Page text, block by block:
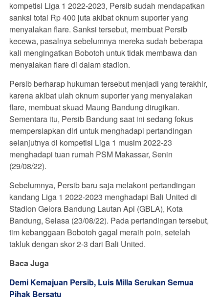
kompetisi Liga 1 2022-2023, Persib sudah mendapatkan
sanksi total Rp 400 juta akibat oknum suporter yang
menyalakan flare. Sanksi tersebut, membuat Persib
kecewa, pasalnya sebelumnya mereka sudah beberapa
kali mengingatkan Bobotoh untuk tidak membawa dan
menyalakan flare di dalam stadion.
Persib berharap hukuman tersebut menjadi yang terakhir,
karena akibat ulah oknum suporter yang menyalakan
flare, membuat skuad Maung Bandung dirugikan.
Sementara itu, Persib Bandung saat ini sedang fokus
mempersiapkan diri untuk menghadapi pertandingan
selanjutnya di kompetisi Liga 1 musim 2022-23
menghadapi tuan rumah PSM Makassar, Senin
(29/08/22).
Sebelumnya, Persib baru saja melakoni pertandingan
kandang Liga 1 2022-2023 menghadapi Bali United di
Stadion Gelora Bandung Lautan Api (GBLA), Kota
Bandung, Selasa (23/08/22). Pada pertandingan tersebut,
tim kebanggaan Bobotoh gagal meraih poin, setelah
takluk dengan skor 2-3 dari Bali United.
Baca Juga
Demi Kemajuan Persib, Luis Milla Serukan Semua
Pihak Bersatu